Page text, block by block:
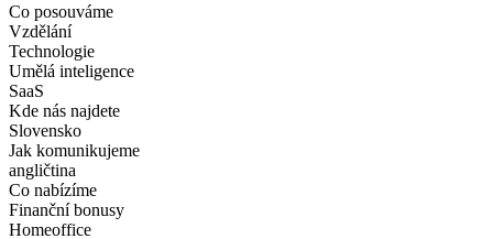
Co posouváme
Vzdělání
Technologie
Umělá inteligence
SaaS
Kde nás najdete
Slovensko
Jak komunikujeme
angličtina
Co nabízíme
Finanční bonusy
Homeoffice